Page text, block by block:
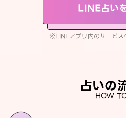
LINE占い
※LINEアプリ内のサービス
占いの
HOW